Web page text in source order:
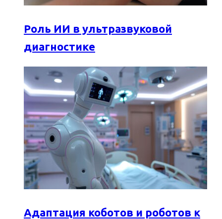
Роль ИИ в ультразвуковой
диагностике
Адаптация коботов и роботов к